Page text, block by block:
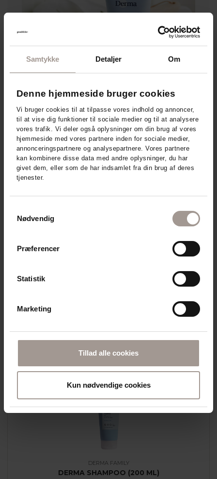
Samtykke Detaljer Om
Denne hjemmeside bruger cookies
Vi bruger cookies til at tilpasse vores indhold og annoncer,
til at vise dig funktioner til sociale medier og til at analysere
vores trafik. Vi deler også oplysninger om din brug af vores
hjemmeside med vores partnere inden for sociale medier,
annonceringspartnere og analysepartnere. Vores partnere
kan kombinere disse data med andre oplysninger, du har
givet dem, eller som de har indsamlet fra din brug af deres
tjenester.
Nødvendig
Præferencer
Statistik
Marketing
Tillad alle cookies
Kun nødvendige cookies
Derma - relaterede produkter
Læg i kurv
DERMA FAMILY
DERMA SHAMPOO (200 ML)